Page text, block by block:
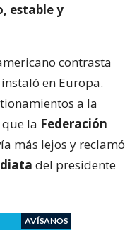
estable y
contrasta
en Europa.
a la
la Federación
más lejos y reclamó
del presidente
AVÍSANOS